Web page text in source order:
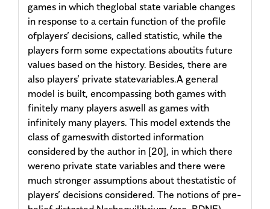
games in which theglobal state variable changes
in response to a certain function of the profile
ofplayers’ decisions, called statistic, while the
players form some expectations aboutits future
values based on the history. Besides, there are
also players’ private statevariables.A general
model is built, encompassing both games with
finitely many players aswell as games with
infinitely many players. This model extends the
class of gameswith distorted information
considered by the author in [20], in which there
wereno private state variables and there were
much stronger assumptions about thestatistic of
players’ decisions considered. The notions of pre-